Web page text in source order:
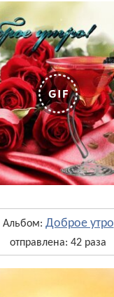
Альбом: Доброе утро
отправлена: 42 раза